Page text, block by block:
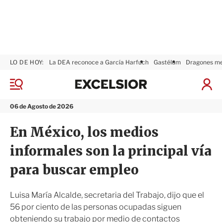
M
n
06 de Agosto de 2026
LO DE HOY: La DEA reconoce a García Harfuch Gastélum Dragones
I
S
x
i
r
En México, los medios
informales son la principal vía
para buscar empleo
Luisa María Alcalde, secretaria del Trabajo, dijo que el
56 por ciento de las personas ocupadas siguen
obteniendo su trabajo por medio de contactos